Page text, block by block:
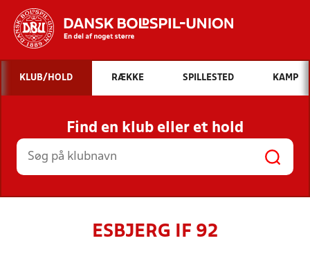
Hvad vil du søge efter?
INDHOLD OG NYHEDER
STILLINGER, RESULTATER, KLUBBER OG
HOLD
KLUB/HOLD RÆKKE SPILLESTED KAMP
Find en klub eller et hold
ESBJERG IF 92